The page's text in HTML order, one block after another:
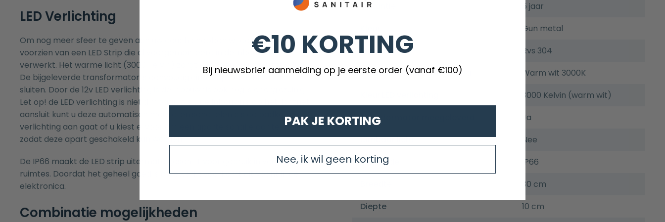
LED Verlichting
Om nog meer sfeer te geven aan uw douche hebben wij deze inbouwnis
voorzien van een LED Strip die al voorgemonteerd in de inbouwnis zit
verwerkt. Het warme licht (3000 Kelvin) zorgt voor een warme uitstraling.
De bijgeleverde transformator is eenvoudig direct op het lichtnet aan te
sluiten. Door de 12v LED verlichting is de inbouwnis ook nog is energiezuinig!
Let op! de LED verlichting is niet dimbaar. Als u de inbouwnis op het lichtnet
aansluit kunt u deze automatisch mee laten schakelen als de badkamer
verlichting aan gaat of u kiest ervoor om een aparte schakelaar te maken
zodat deze apart geschakeld kan worden.
De IP66 maakt de LED strip uitermate geschikt voor gebruik in vochtige
ruimtes. Doordat het geheel goed is afgewerkt voorkomt dit vocht in de
elektronica.
Combinatie mogelijkheden
Garantie
5 jaar
Gun metal
Materiaal
Rvs 304
Voorzien van LED verlichting
Warm wit 3000K
3000 Kelvin (warm wit)
Transformator meegeleverd
Ja
Dimbaar licht
Nee
IP waarde
IP66
30 cm
Diepte
10 cm
€10 KORTING
Bij nieuwsbrief aanmelding op je eerste order (vanaf €100)
PAK JE KORTING
Nee, ik wil geen korting